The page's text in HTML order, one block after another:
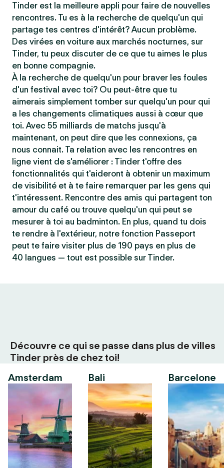
Tinder est la meilleure appli pour faire de nouvelles
rencontres. Tu es à la recherche de quelqu'un qui
partage tes centres d'intérêt? Aucun problème.
Des virées en voiture aux marchés nocturnes, sur
Tinder, tu peux discuter de ce que tu aimes le plus
en bonne compagnie.
À la recherche de quelqu'un pour braver les foules
d'un festival avec toi? Ou peut-être que tu
aimerais simplement tomber sur quelqu'un pour qui
a les changements climatiques aussi à cœur que
toi. Avec 55 milliards de matchs jusqu'à
maintenant, on peut dire que les connexions, ça
nous connait. Ta relation avec les rencontres en
ligne vient de s'améliorer : Tinder t'offre des
fonctionnalités qui t'aideront à obtenir un maximum
de visibilité et à te faire remarquer par les gens qui
t'intéressent. Rencontre des amis qui partagent ton
amour du café ou trouve quelqu'un qui peut se
mesurer à toi au badminton. En plus, quand tu dois
te rendre à l'extérieur, notre fonction Passeport
peut te faire visiter plus de 190 pays en plus de
40 langues — tout est possible sur Tinder.
Découvre ce qui se passe dans plus de villes
Tinder près de chez toi!
Amsterdam
Bali Barcelone